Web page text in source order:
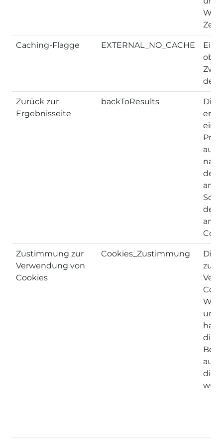
Zeit
Caching-Flagge EXTERNAL_NO_CACHE
Ein
ob
Zurück zur
Ergebnisseite
backToResults
eine
der
den
Zustimmung zur
Verwendung von
Cookies
Cookies_Zustimmung
zu
und
die
die